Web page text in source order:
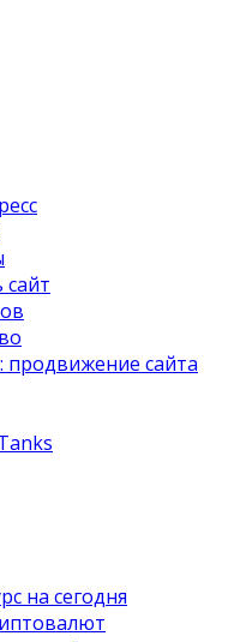
продвижение сайта
на сегодня